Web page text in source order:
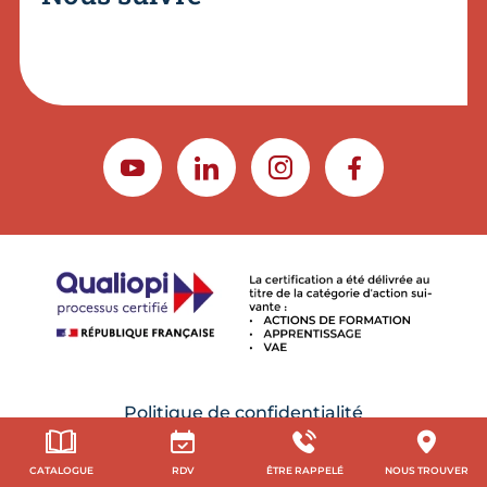
CATALOGUE RDV ÊTRE RAPPELÉ NOUS TROUVER
YOUTUBELINKEDININSTAGRAMFACEBOOK
Politique de confidentialité